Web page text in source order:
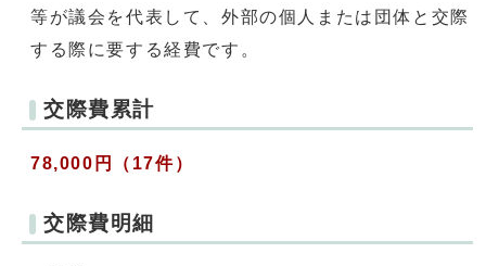
等が議会を代表して、外部の個人または団体と交際
する際に要する経費です。
交際費累計
78,000円（17件）
交際費明細